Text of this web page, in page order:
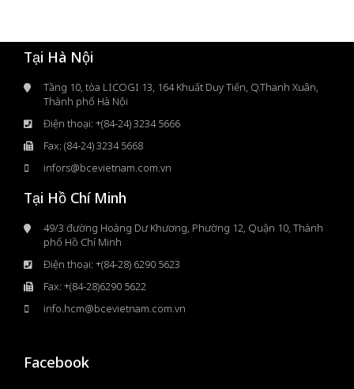
Tại Hà Nội
Tầng 10, tòa LICOGI 13, 164 Khuất Duy Tiến, Q.Thanh Xuân,
Thành phố Hà Nội
Điện thoại: +(84-24) 3234 5666
Fax: (84-24) 3234 5668
infors@bcevietnam.com.vn
Tại Hồ Chí Minh
49/3 đường Hoàng Dư Khương, Phường 12, Quận 10, Thành
phố Hồ Chí Minh
Điện thoại: +(84-28) 6290 5623
Fax: +(84-28)6290 5622
info.hcm@bcevietnam.com.vn
Facebook